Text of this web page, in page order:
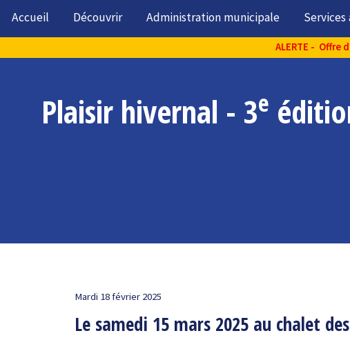
Accueil Découvrir Administration municipale Services
ALERTE - Offre
Plaisir hivernal - 3e
Mardi 18 février 2025
Le samedi 15 mars 2025 au chalet